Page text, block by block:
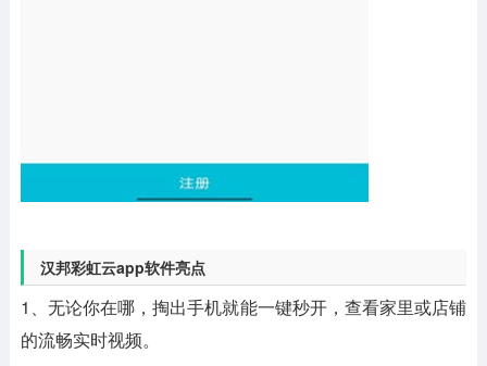
汉邦彩虹云app软件亮点
1、无论你在哪，掏出手机就能一键秒开，查看家里或店铺
的流畅实时视频。